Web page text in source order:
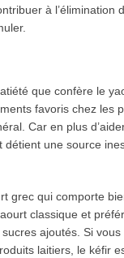
à l’élimination
que confère le
favoris chez les
Car en plus
détient une source
grec qui comporte
classique et
ajoutés. Si vous
laitiers, le kéfir